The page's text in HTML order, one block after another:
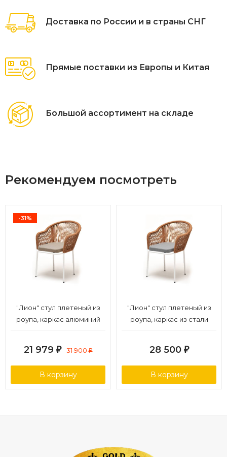
Доставка по России и в страны СНГ
Прямые поставки из Европы и Китая
Большой ассортимент на складе
Рекомендуем посмотреть
-31%
"Лион" стул плетеный из
роупа, каркас алюминий
меланж круглый, ткань
бежевая 15052
21 979 ₽ 31 900₽
В корзину
"Лион" стул плетеный из
роупа, каркас из стали
меланж круглый, ткань
светло-серая
28 500 ₽
В корзину